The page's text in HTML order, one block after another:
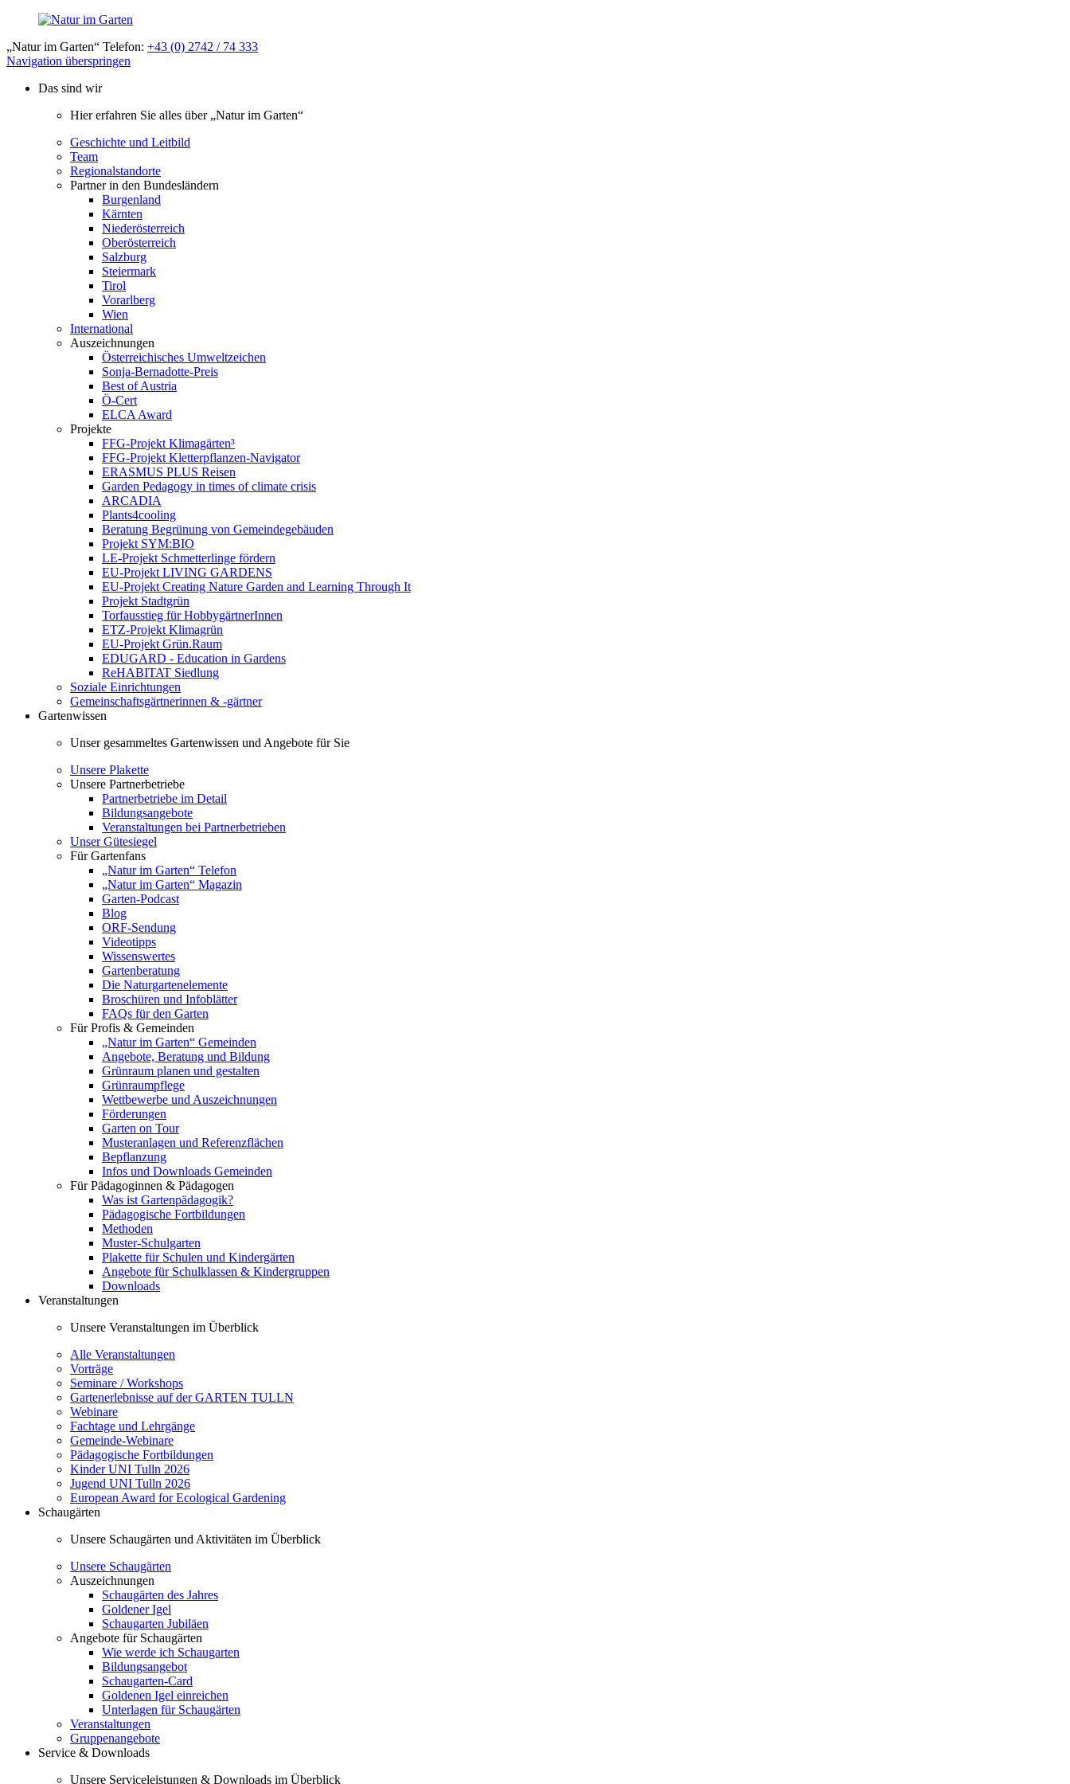
„Natur im Garten“ Telefon: +43 (0) 2742 / 74 333
Navigation überspringen
Das sind wir
Hier erfahren Sie alles über „Natur im Garten“
Geschichte und Leitbild
Team
Regionalstandorte
Partner in den Bundesländern
Burgenland
Kärnten
Niederösterreich
Oberösterreich
Salzburg
Steiermark
Tirol
Vorarlberg
Wien
International
Auszeichnungen
Österreichisches Umweltzeichen
Sonja-Bernadotte-Preis
Best of Austria
Ö-Cert
ELCA Award
Projekte
FFG-Projekt Klimagärten³
FFG-Projekt Kletterpflanzen-Navigator
ERASMUS PLUS Reisen
Garden Pedagogy in times of climate crisis
ARCADIA
Plants4cooling
Beratung Begrünung von Gemeindegebäuden
Projekt SYM:BIO
LE-Projekt Schmetterlinge fördern
EU-Projekt LIVING GARDENS
EU-Projekt Creating Nature Garden and Learning Through It
Projekt Stadtgrün
Torfausstieg für HobbygärtnerInnen
ETZ-Projekt Klimagrün
EU-Projekt Grün.Raum
EDUGARD - Education in Gardens
ReHABITAT Siedlung
Soziale Einrichtungen
Gemeinschaftsgärtnerinnen & -gärtner
Gartenwissen
Unser gesammeltes Gartenwissen und Angebote für Sie
Unsere Plakette
Unsere Partnerbetriebe
Partnerbetriebe im Detail
Bildungsangebote
Veranstaltungen bei Partnerbetrieben
Unser Gütesiegel
Für Gartenfans
„Natur im Garten“ Telefon
„Natur im Garten“ Magazin
Garten-Podcast
Blog
ORF-Sendung
Videotipps
Wissenswertes
Gartenberatung
Die Naturgartenelemente
Broschüren und Infoblätter
FAQs für den Garten
Für Profis & Gemeinden
„Natur im Garten“ Gemeinden
Angebote, Beratung und Bildung
Grünraum planen und gestalten
Grünraumpflege
Wettbewerbe und Auszeichnungen
Förderungen
Garten on Tour
Musteranlagen und Referenzflächen
Bepflanzung
Infos und Downloads Gemeinden
Für Pädagoginnen & Pädagogen
Was ist Gartenpädagogik?
Pädagogische Fortbildungen
Methoden
Muster-Schulgarten
Plakette für Schulen und Kindergärten
Angebote für Schulklassen & Kindergruppen
Downloads
Veranstaltungen
Unsere Veranstaltungen im Überblick
Alle Veranstaltungen
Vorträge
Seminare / Workshops
Gartenerlebnisse auf der GARTEN TULLN
Webinare
Fachtage und Lehrgänge
Gemeinde-Webinare
Pädagogische Fortbildungen
Kinder UNI Tulln 2026
Jugend UNI Tulln 2026
European Award for Ecological Gardening
Schaugärten
Unsere Schaugärten und Aktivitäten im Überblick
Unsere Schaugärten
Auszeichnungen
Schaugärten des Jahres
Goldener Igel
Schaugarten Jubiläen
Angebote für Schaugärten
Wie werde ich Schaugarten
Bildungsangebot
Schaugarten-Card
Goldenen Igel einreichen
Unterlagen für Schaugärten
Veranstaltungen
Gruppenangebote
Service & Downloads
Unsere Serviceleistungen & Downloads im Überblick